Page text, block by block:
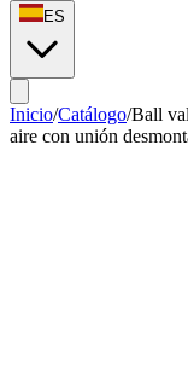
ES
Inicio/Catálogo/Ball
aire con unión